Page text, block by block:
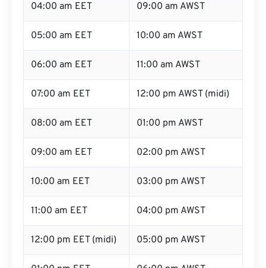
04:00 am EET 09:00 am AWST
05:00 am EET 10:00 am AWST
06:00 am EET 11:00 am AWST
07:00 am EET 12:00 pm AWST (midi)
08:00 am EET 01:00 pm AWST
09:00 am EET 02:00 pm AWST
10:00 am EET 03:00 pm AWST
11:00 am EET 04:00 pm AWST
12:00 pm EET (midi) 05:00 pm AWST